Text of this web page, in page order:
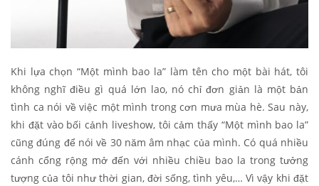
Khi lựa chọn “Một mình bao la” làm tên cho một bài hát, tôi
không nghĩ điều gì quá lớn lao, nó chỉ đơn giản là một bản
tình ca nói về việc một mình trong cơn mưa mùa hè. Sau này,
khi đặt vào bối cảnh liveshow, tôi cảm thấy “Một mình bao la”
cũng đúng để nói về 30 năm âm nhạc của mình. Có quá nhiều
cánh cổng rộng mở đến với nhiều chiều bao la trong tưởng
tượng của tôi như thời gian, đời sống, tình yêu,… Vì vậy khi đặt